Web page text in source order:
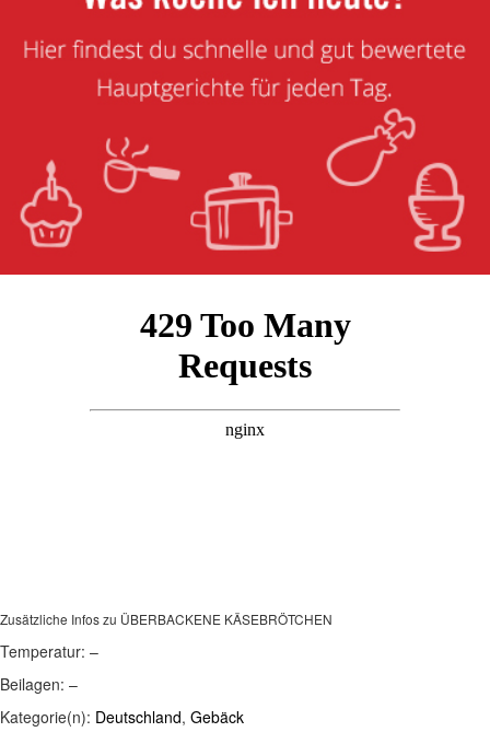
Zusätzliche Infos zu ÜBERBACKENE KÄSEBRÖTCHEN
Temperatur: –
Beilagen: –
Kategorie(n): Deutschland, Gebäck